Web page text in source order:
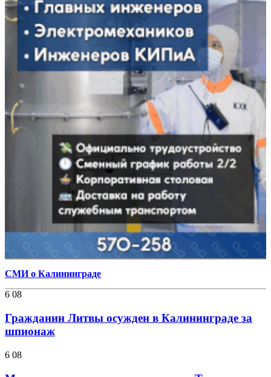
СМИ о Калининграде
6 08
Гражданин Литвы осужден в Калининграде за
шпионаж
6 08